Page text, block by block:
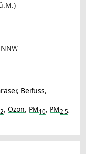
, Beifuss,
2, Ozon, PM10, PM2.5,